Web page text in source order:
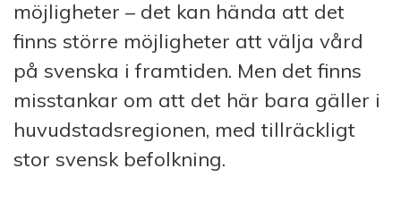
möjligheter – det kan hända att det
finns större möjligheter att välja vård
på svenska i framtiden. Men det finns
misstankar om att det här bara gäller i
huvudstadsregionen, med tillräckligt
stor svensk befolkning.